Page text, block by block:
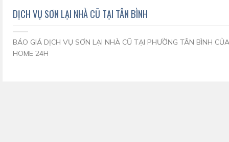
DỊCH VỤ SƠN LẠI NHÀ CŨ TẠI TÂN BÌNH
BÁO GIÁ DỊCH VỤ SƠN LẠI NHÀ CŨ TẠI PHƯỜNG TÂN BÌNH
HOME 24H